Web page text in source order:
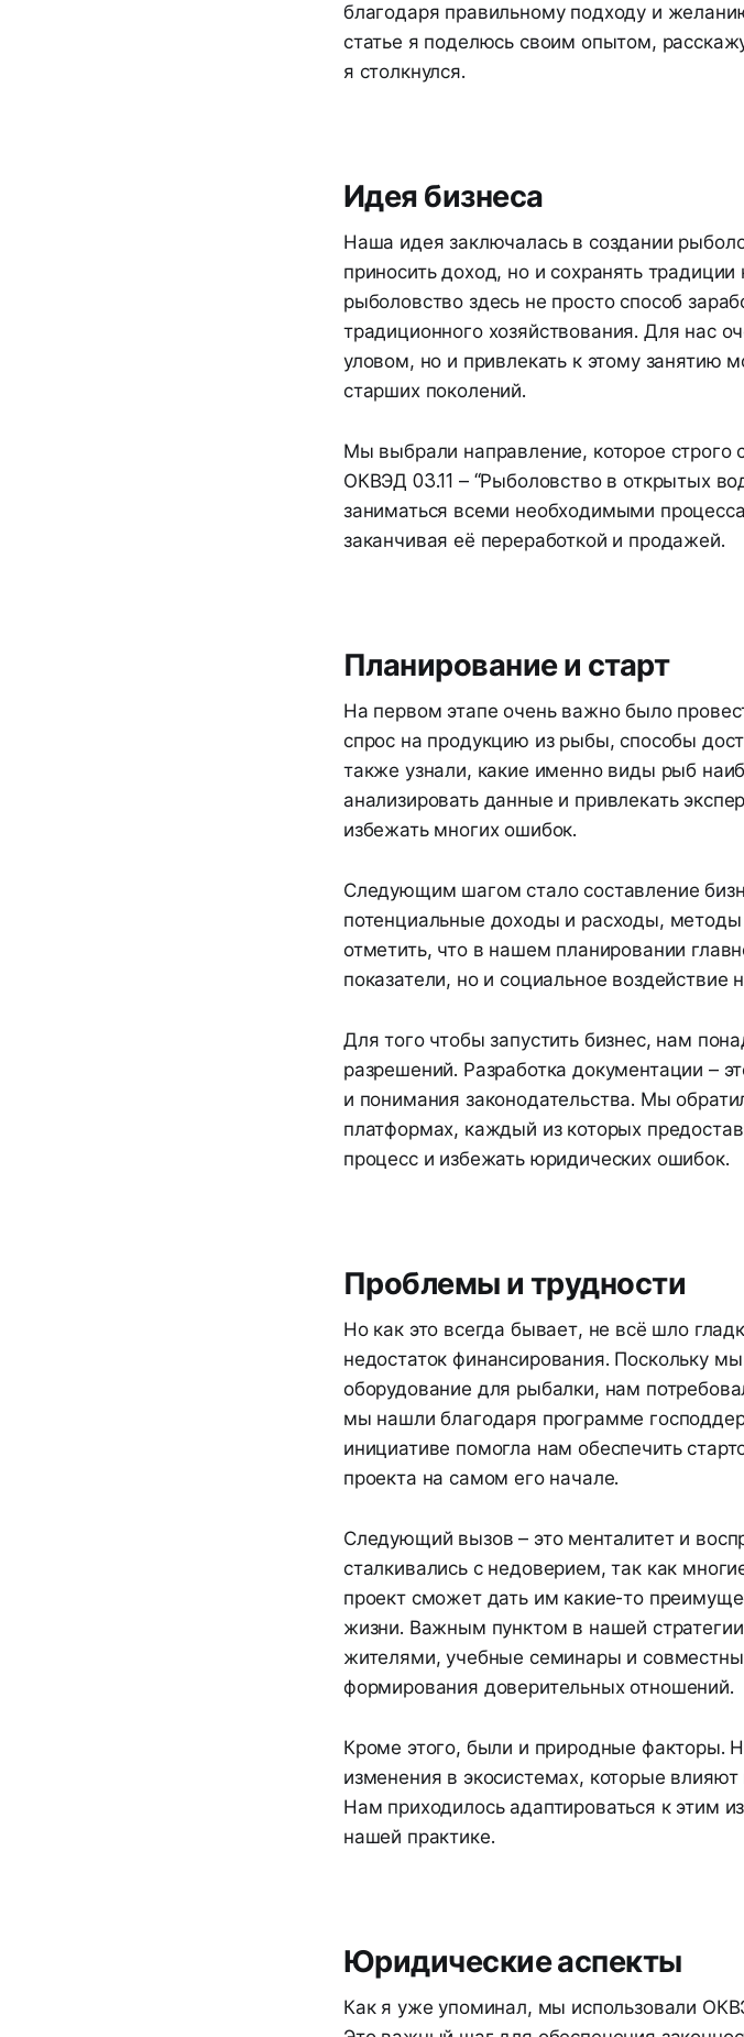
благодаря правильному подходу и
статье я поделюсь своим опытом,
я столкнулся.
Идея бизнеса
Наша идея заключалась в создании
приносить доход, но и сохранять
рыболовство здесь не просто способ
традиционного хозяйствования. Для нас
уловом, но и привлекать к этому занятию
старших поколений.
Мы выбрали направление, которое строго
ОКВЭД 03.11 – “Рыболовство в открытых
заниматься всеми необходимыми
заканчивая её переработкой и продажей.
Планирование и старт
На первом этапе очень важно было
спрос на продукцию из рыбы, способы
также узнали, какие именно виды рыб
анализировать данные и привлекать
избежать многих ошибок.
Следующим шагом стало составление
потенциальные доходы и расходы,
отметить, что в нашем планировании
показатели, но и социальное воздействие
Для того чтобы запустить бизнес, нам
разрешений. Разработка документации –
и понимания законодательства. Мы
платформах, каждый из которых
процесс и избежать юридических ошибок.
Проблемы и трудности
Но как это всегда бывает, не всё шло
недостаток финансирования. Поскольку
оборудование для рыбалки, нам
мы нашли благодаря программе
инициативе помогла нам обеспечить
проекта на самом его начале.
Следующий вызов – это менталитет и
сталкивались с недоверием, так как
проект сможет дать им какие-то
жизни. Важным пунктом в нашей
жителями, учебные семинары и
формирования доверительных отношений.
Кроме этого, были и природные факторы.
изменения в экосистемах, которые
Нам приходилось адаптироваться к этим
нашей практике.
Юридические аспекты
Как я уже упоминал, мы использовали